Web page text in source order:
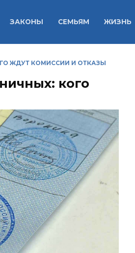
ЗАКОНЫ СЕМЬЯМ ЖИЗНЬ
ЖДУТ КОМИССИИ И ОТКАЗЫ
кого